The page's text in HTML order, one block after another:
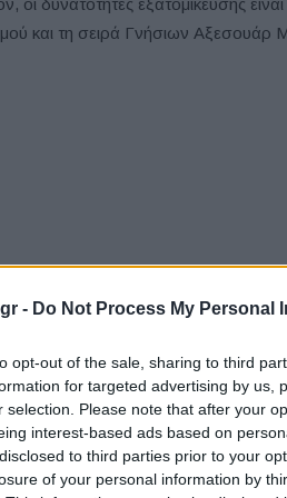
- Do Not Process My Personal
opt-out of the sale, sharing to third
for targeted advertising by us,
selection. Please note that after your
interest-based ads based on
to third parties prior to your
of your personal information by
δυνατότητες εξατομίκευσης
και τη σειρά Γνήσιων Αξεσουάρ
μάρκα συνεχίζει την
του, το MINI Countryman ήταν
μέτρα, μεγάλη πίσω πόρτα,
επιτυχημένη πορεία της μάρκας